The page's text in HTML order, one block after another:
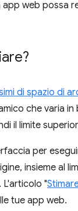
web possa
di spazio di
che varia
il limite
per
insieme al
. L'articolo "
tue app web.